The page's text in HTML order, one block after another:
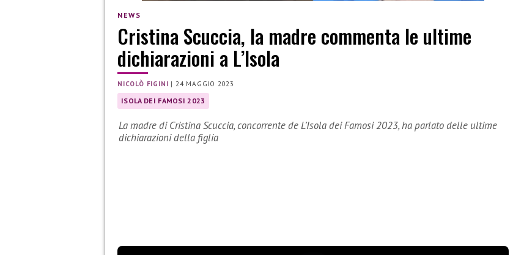
NEWS
Cristina Scuccia, la madre commenta le ultime
dichiarazioni a L’Isola
NICOLÒ FIGINI | 24 MAGGIO 2023
ISOLA DEI FAMOSI 2023
La madre di Cristina Scuccia, concorrente de L’Isola dei Famosi 2023, ha parlato delle ultime
dichiarazioni della figlia